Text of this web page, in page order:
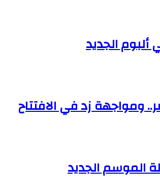
الجديد
ومواجهة زد في الافتتاح
الموسم الجديد